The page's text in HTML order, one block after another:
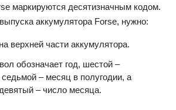
маркируются десятизначным кодом.
аккумулятора Forse, нужно:
верхней части аккумулятора.
обозначает год, шестой –
седьмой – месяц в полугодии, а
– число месяца.